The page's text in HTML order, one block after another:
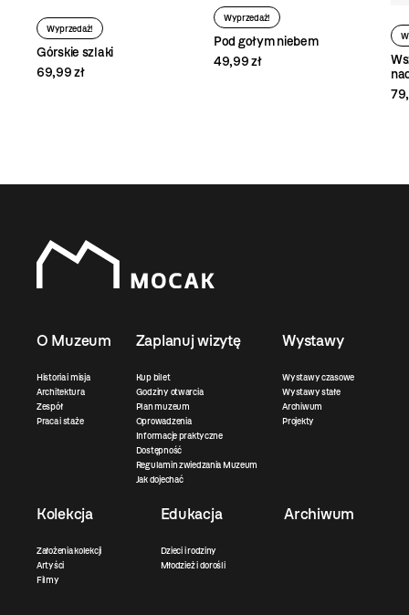
Wyprzedaż!
Górskie szlaki
69,99 zł
Wyprzedaż!
Pod gołym niebem
49,99 zł
O Muzeum
Historia i misja
Architektura
Zespół
Praca i staże
Zaplanuj wizytę
Kup bilet
Godziny otwarcia
Plan muzeum
Oprowadzenia
Informacje praktyczne
Dostępność
Regulamin zwiedzania Muzeum
Jak dojechać
Wystawy
Wystawy czasowe
Wystawy stałe
Archiwum
Projekty
Kolekcja
Założenia kolekcji
Artyści
Filmy
Edukacja
Dzieci i rodziny
Młodzież i dorośli
Archiwum